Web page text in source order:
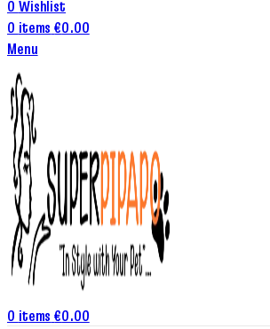
0 Wishlist
0 items €0.00
Menu
0 items €0.00